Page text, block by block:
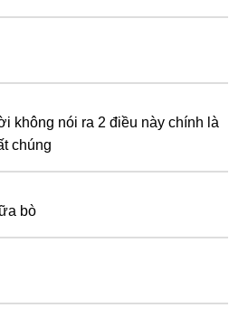
không nói ra 2 điều này chính là
chúng
bò